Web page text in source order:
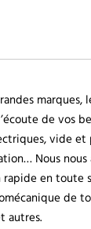
marques,
de vos
vide et
Nous
en toute
de
autres.